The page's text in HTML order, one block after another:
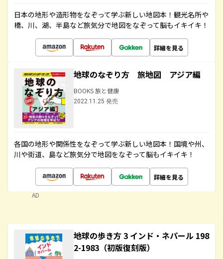
日本の地形や造形物をなぞって学ぶ新しい地図本！観光名所や
橋、川、湖、半島など旅気分で地図をなぞって脳もイキイキ！
詳細を見る
地球のなぞり方 旅地図 アジア編
BOOKS 旅と健康
2022.11.25 発売
各国の地形や関係性をなぞって学ぶ新しい地図本！国境や州、
川や街道、島など旅気分で地図をなぞって脳もイキイキ！
詳細を見る
AD
地球の歩き方 3 インド・ネパール 198
2-1983（初版復刻版）